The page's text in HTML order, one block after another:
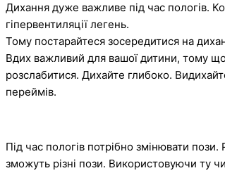
Дихання дуже важливе під час пологів.
гіпервентиляції легень.
Тому постарайтеся зосередитися на
Вдих важливий для вашої дитини, тому
розслабитися. Дихайте глибоко.
переймів.
Під час пологів потрібно змінювати
зможуть різні пози. Використовуючи ту